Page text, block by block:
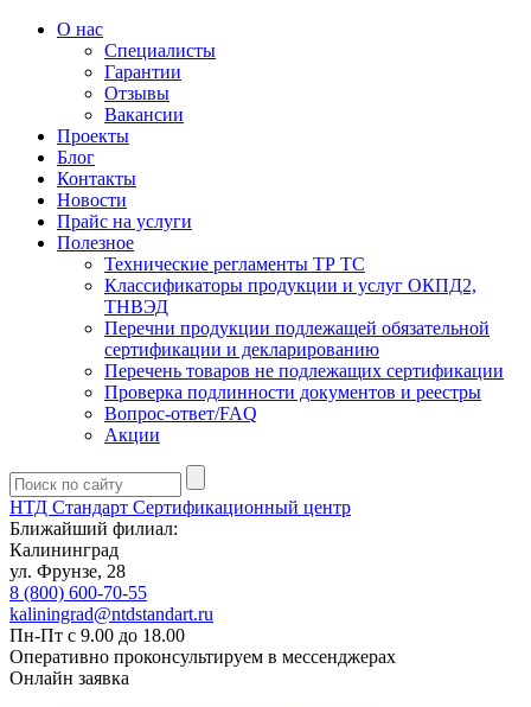
О нас
Специалисты
Гарантии
Отзывы
Вакансии
Проекты
Блог
Контакты
Новости
Прайс на услуги
Полезное
Технические регламенты ТР ТС
Классификаторы продукции и услуг ОКПД2,
ТНВЭД
Перечни продукции подлежащей обязательной
сертификации и декларированию
Перечень товаров не подлежащих сертификации
Проверка подлинности документов и реестры
Вопрос-ответ/FAQ
Акции
НТД Стандарт Сертификационный центр
Ближайший филиал:
Калининград
ул. Фрунзе, 28
8 (800) 600-70-55
kaliningrad@ntdstandart.ru
Пн-Пт с 9.00 до 18.00
Оперативно проконсультируем в мессенджерах
Онлайн заявка